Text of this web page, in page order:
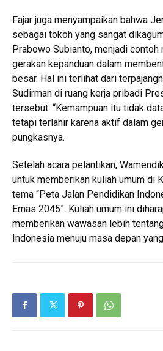
Fajar juga menyampaikan bahwa
sebagai tokoh yang sangat
Prabowo Subianto, menjadi
gerakan kepanduan dalam
besar. Hal ini terlihat dari
Sudirman di ruang kerja pribadi
tersebut. “Kemampuan itu tidak
tetapi terlahir karena aktif dalam
pungkasnya.
Setelah acara pelantikan,
untuk memberikan kuliah umum di
tema “Peta Jalan Pendidikan
Emas 2045”. Kuliah umum ini
memberikan wawasan lebih
Indonesia menuju masa depan